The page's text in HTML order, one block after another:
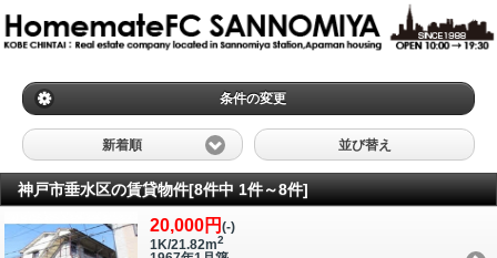
条件の変更
新着順 並び替え
神戸市垂水区の賃貸物件[8件中 1件～8件]
20,000円 (-)
1K/21.82m2